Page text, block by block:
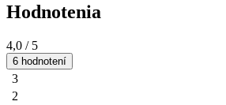
Hodnotenia
4,0 / 5
6 hodnotení
3
2